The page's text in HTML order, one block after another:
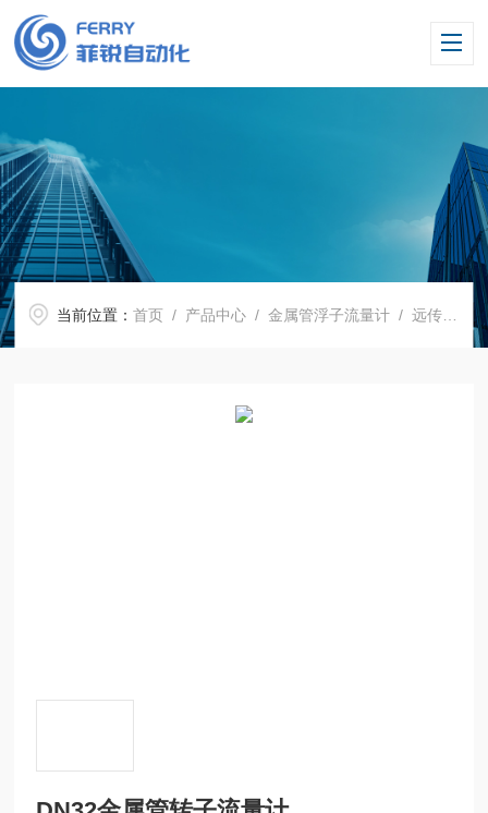
当前位置：首页 / 产品中心 /金属管浮子流量计 /远传型金属管浮子流量计